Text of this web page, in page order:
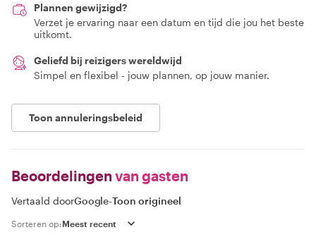
Plannen gewijzigd?
Verzet je ervaring naar een datum en tijd die jou het beste
uitkomt.
Geliefd bij reizigers wereldwijd
Simpel en flexibel - jouw plannen, op jouw manier.
Toon annuleringsbeleid
Beoordelingen van gasten
Vertaald doorGoogle-Toon origineel
Sorteren op: